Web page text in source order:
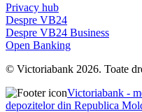
Privacy hub
Despre VB24
Despre VB24 Business
Open Banking
© Victoriabank 2026. Toate
Victoriabank -
depozitelor din Republica